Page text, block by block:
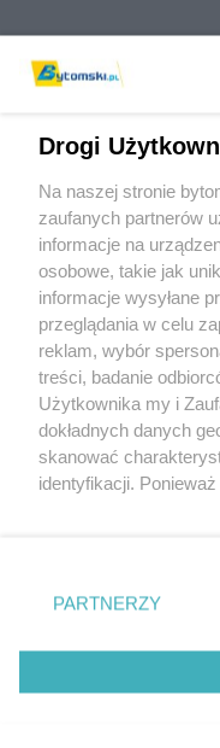
Wydawca mediów
Nie zapomnij
zapoznać się z:
polityką
Twojemiasto
Piekary Śląskie
Chorzów
Tarnowskie Góry
Gliwice
Drogi
Na naszej stronie
zaufanych partnerów
informacje na
osobowe, takie jak
informacje wysyłane
przeglądania w celu
reklam, wybór
treści, badanie
Użytkownika my i
dokładnych danych
skanować
identyfikacji.
prywatności
. Niektóre rodzaje
zgody użytkownika,
takiemu
zastosowania tylko na
PARTNERZY